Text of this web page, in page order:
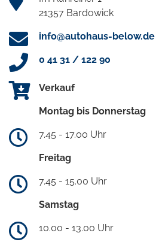
21357 Bardowick
info@autohaus-below.de
0 41 31 / 122 90
Verkauf
Montag bis Donnerstag
7.45 - 17.00 Uhr
Freitag
7.45 - 15.00 Uhr
Samstag
10.00 - 13.00 Uhr